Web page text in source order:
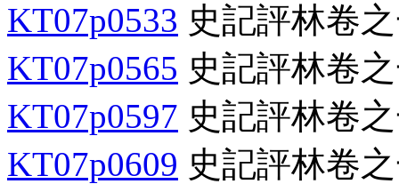
KT07p0533 史記評林卷
KT07p0565 史記評林卷
KT07p0597 史記評林卷
KT07p0609 史記評林卷